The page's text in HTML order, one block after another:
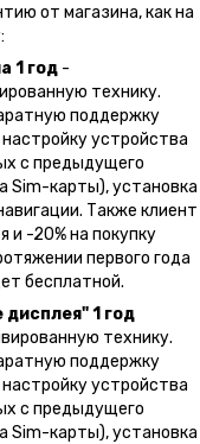
от магазина, как на
1 год -
технику.
поддержку
устройства
с предыдущего
Sim-карты), установка
Также клиент
и -20% на покупку
первого года
бесплатной.
1 год
технику.
поддержку
устройства
с предыдущего
Sim-карты), установка